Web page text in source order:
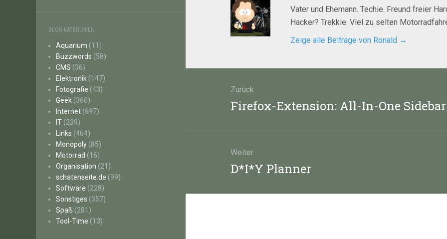
BLOG-KATEGORIEN
Aquarium (11)
Buzzwords (58)
CMS (36)
Elektronik (147)
Fotografie (43)
Geek (360)
Internet (697)
IT (239)
Links (464)
Monopoly (85)
Motorrad (16)
Organisation (21)
schatenseite.de (99)
Software (228)
Sonstiges (357)
Spaß (281)
Tool-Time (13)
Vater und Ehemann. Techie. Freund freier
Hacker? Trekkie. Viel zu selten
Zeige alle Beiträge von Ronald →
Zurück
Vorheriger
Firefox-Extension: All-In-One Sidebar
Weiter
Nächster
D*I*Y Planner